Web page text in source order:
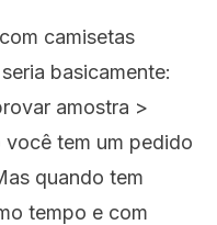
camisetas
basicamente:
amostra >
tem um pedido
quando tem
tempo e com